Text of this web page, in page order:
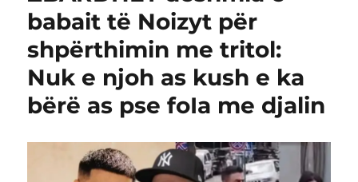
babait të Noizyt për
shpërthimin me tritol:
Nuk e njoh as kush e ka
bërë as pse foIa me djalin